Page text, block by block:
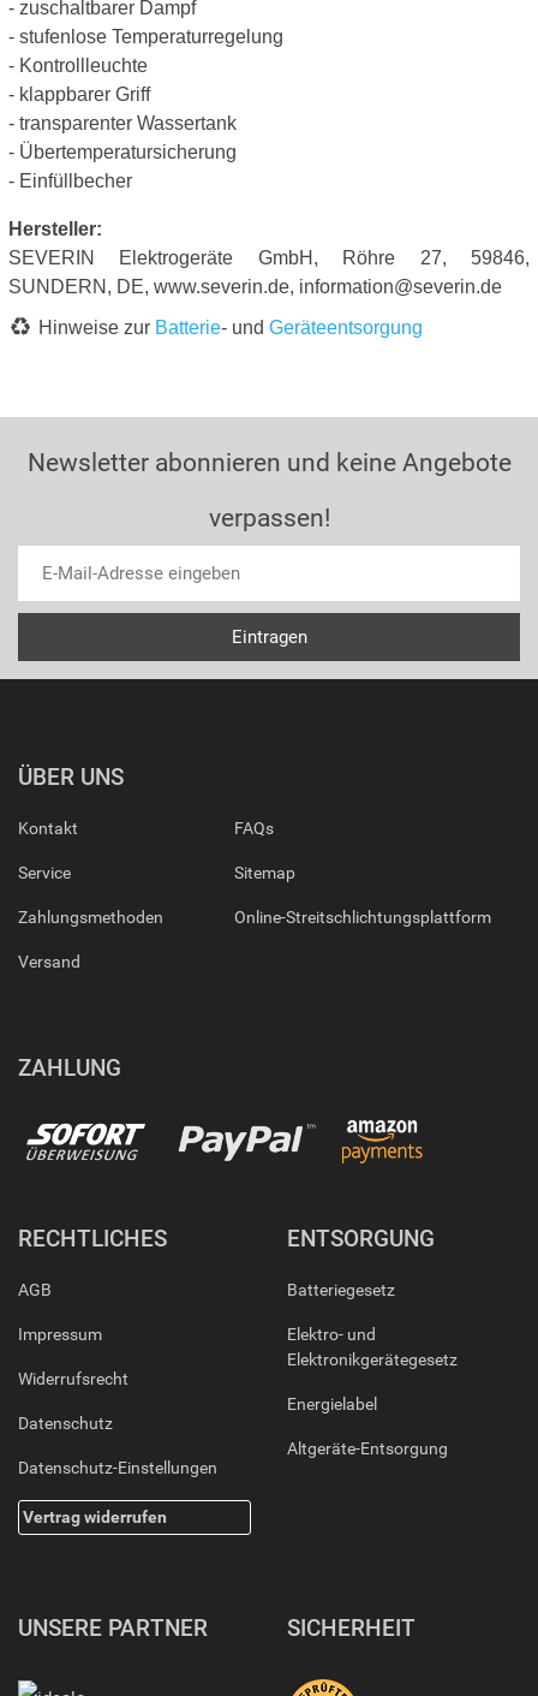
- zuschaltbarer Dampf
- stufenlose Temperaturregelung
- Kontrollleuchte
- klappbarer Griff
- transparenter Wassertank
- Übertemperatursicherung
- Einfüllbecher
Hersteller:
SEVERIN Elektrogeräte GmbH, Röhre 27, 59846,
SUNDERN, DE, www.severin.de, information@severin.de
Hinweise zur Batterie- und Geräteentsorgung
Newsletter abonnieren und keine Angebote
verpassen!
ÜBER UNS
Kontakt
Service
Zahlungsmethoden
Versand
FAQs
Sitemap
Online-Streitschlichtungsplattform
ZAHLUNG
RECHTLICHES
AGB
Impressum
Widerrufsrecht
Datenschutz
Datenschutz-Einstellungen
Vertrag widerrufen
ENTSORGUNG
Batteriegesetz
Elektro- und
Elektronikgerätegesetz
Energielabel
Altgeräte-Entsorgung
UNSERE PARTNER SICHERHEIT